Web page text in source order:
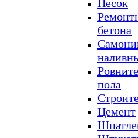
Песок
бетона
пола
Цемент